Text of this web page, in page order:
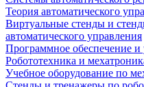
Теория автоматического
Виртуальные стенды и
автоматического управления
Программное обеспечение и
Робототехника и
Учебное оборудование по